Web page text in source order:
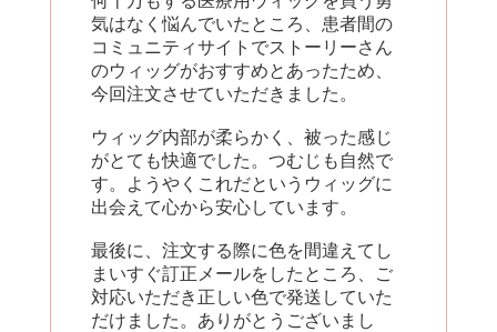
気はなく悩んでいたところ、患者間の
コミュニティサイトでストーリーさん
のウィッグがおすすめとあったため、
今回注文させていただきました。
ウィッグ内部が柔らかく、被った感じ
がとても快適でした。つむじも自然で
す。ようやくこれだというウィッグに
出会えて心から安心しています。
最後に、注文する際に色を間違えてし
まいすぐ訂正メールをしたところ、ご
対応いただき正しい色で発送していた
だけました。ありがとうございまし